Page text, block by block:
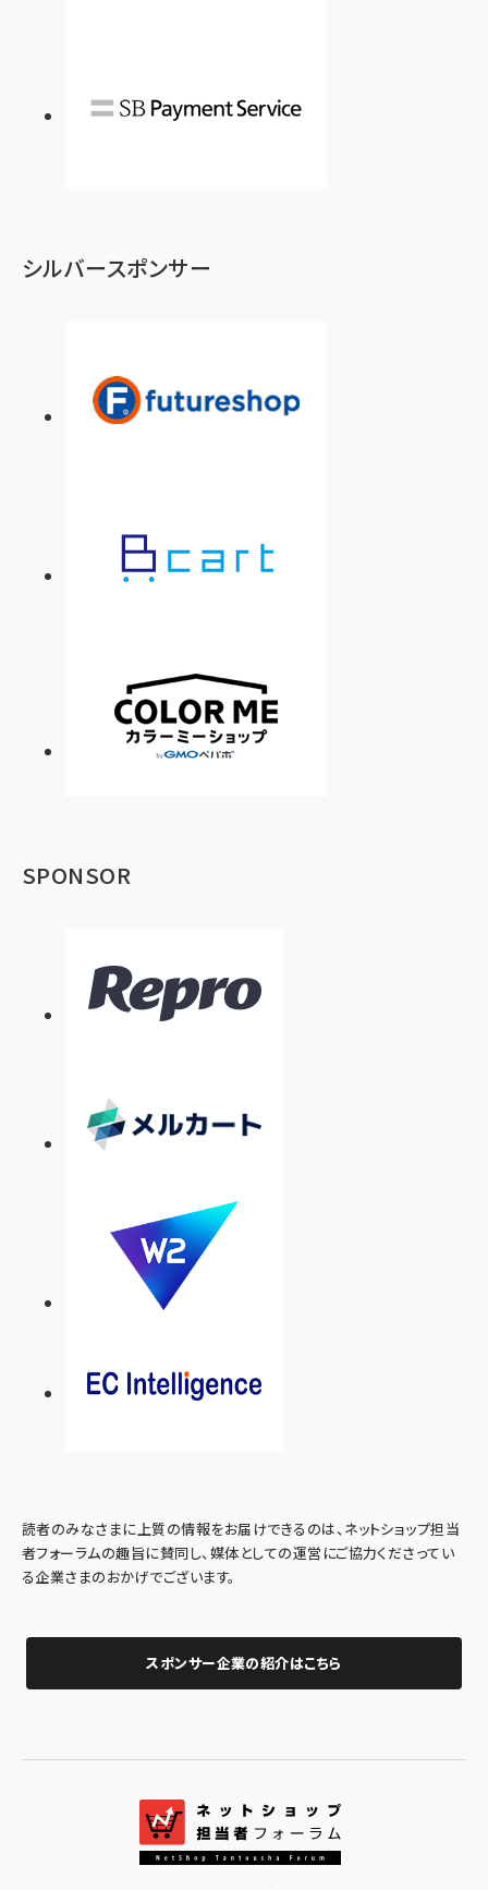
シルバースポンサー
SPONSOR
読者のみなさまに上質の情報をお届けできるのは、ネットショップ担当
者フォーラムの趣旨に賛同し、媒体としての運営にご協力くださってい
る企業さまのおかげでございます。
スポンサー企業の紹介はこちら